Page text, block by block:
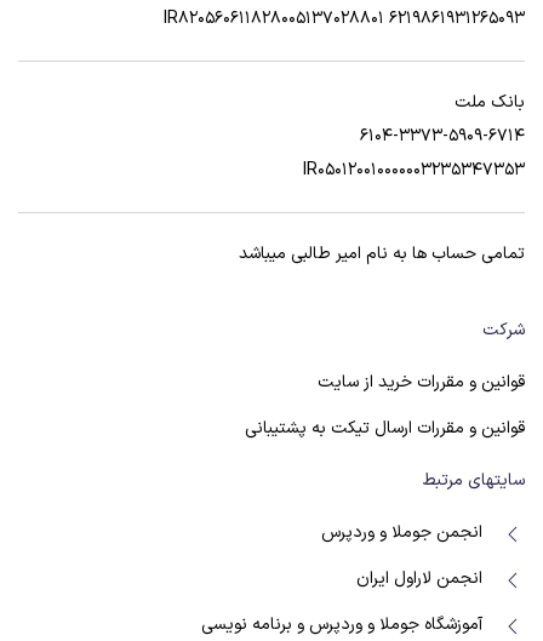
6219861931265093 IR820560611828005137028801
بانک ملت
6104-3373-5909-6714
IR050120010000003235347353
تمامی حساب ها به نام امیر طالبی میباشد
شرکت
قوانین و مقررات خرید از سایت
قوانین و مقررات ارسال تیکت به پشتیبانی
سایتهای مرتبط
انجمن جوملا و وردپرس
انجمن لاراول ایران
آموزشگاه جوملا و وردپرس و برنامه نویسی